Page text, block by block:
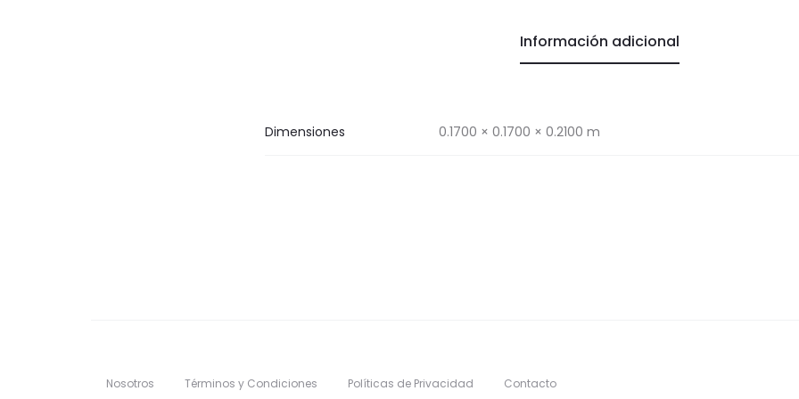
Información adicional
Dimensiones 0.1700 × 0.1700 × 0.2100 m
Nosotros Términos y Condiciones Políticas de Privacidad Contacto